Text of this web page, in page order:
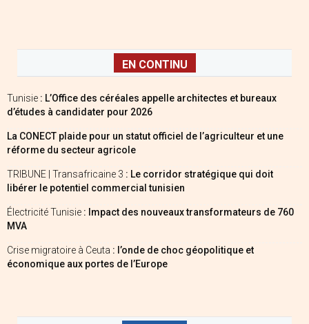
EN CONTINU
Tunisie : L’Office des céréales appelle architectes et bureaux
d’études à candidater pour 2026
La CONECT plaide pour un statut officiel de l’agriculteur et une
réforme du secteur agricole
TRIBUNE | Transafricaine 3 : Le corridor stratégique qui doit
libérer le potentiel commercial tunisien
Électricité Tunisie : Impact des nouveaux transformateurs de 760
MVA
Crise migratoire à Ceuta : l’onde de choc géopolitique et
économique aux portes de l’Europe